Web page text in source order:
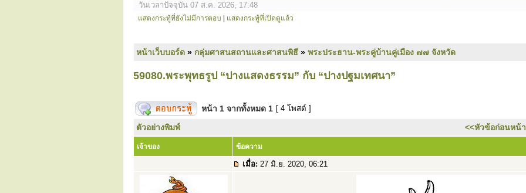
วันเวลาปัจจุบัน 07 ส.ค. 2026, 17:48
แสดงกระทู้ที่ยังไม่มีการตอบ แสดงกระทู้ที่เปิดดูแล้ว
หน้าเว็บบอร์ด » กลุ่มศาสนสถานและศาสนพิธี » พระประธาน-พระคู่บ้านคู่เมือง ๗๗ จังหวัด
59080.พระพุทธรูป “ปางแสดงธรรม” กับ “ปางปฐมเทศนา”
หน้า 1 จากทั้งหมด 1 [ 4 โพสต์ ]
ตัวอย่างพิมพ์ <<หัวข้อก่อนหน้า
เจ้าของ ข้อความ
เมื่อ: 27 มิ.ย. 2020, 06:21